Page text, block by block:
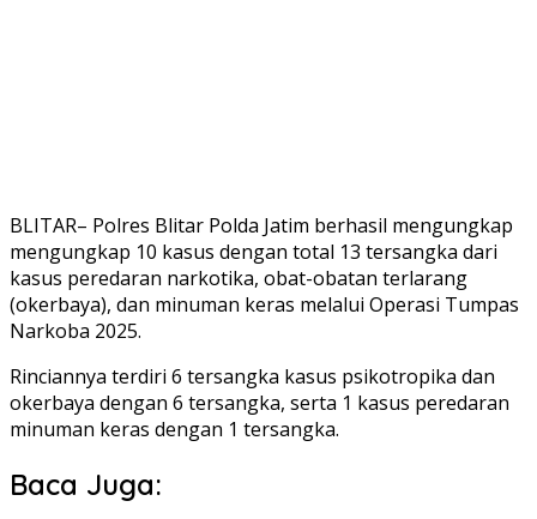
BLITAR– Polres Blitar Polda Jatim berhasil mengungkap
mengungkap 10 kasus dengan total 13 tersangka dari
kasus peredaran narkotika, obat-obatan terlarang
(okerbaya), dan minuman keras melalui Operasi Tumpas
Narkoba 2025.
Rinciannya terdiri 6 tersangka kasus psikotropika dan
okerbaya dengan 6 tersangka, serta 1 kasus peredaran
minuman keras dengan 1 tersangka.
Baca Juga: